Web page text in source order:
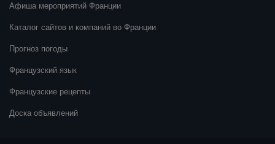
Афиша мероприятий Франции
Каталог сайтов и компаний во Франции
Прогноз погоды
Французский язык
Французские рецепты
Доска объявлений